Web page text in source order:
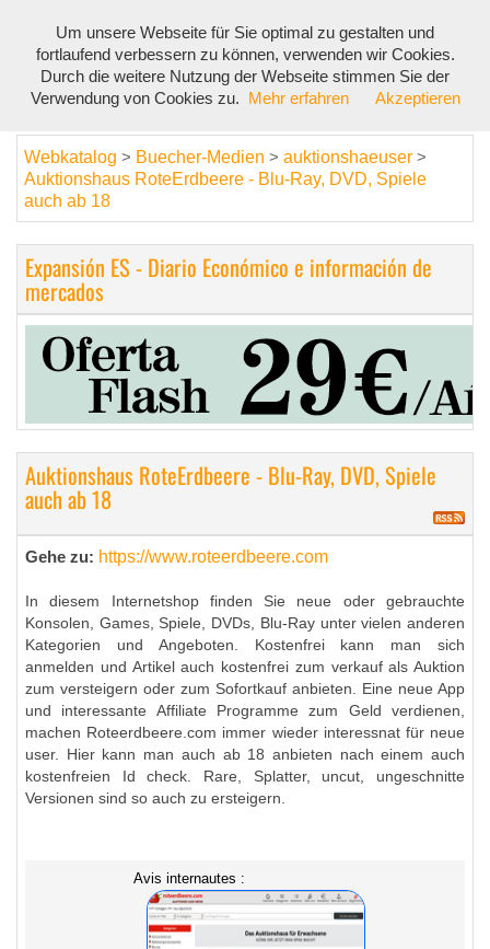
Webkatalog > Buecher-Medien > auktionshaeuser >
Auktionshaus RoteErdbeere - Blu-Ray, DVD, Spiele
auch ab 18
Expansión ES - Diario Económico e información de
mercados
Auktionshaus RoteErdbeere - Blu-Ray, DVD, Spiele
auch ab 18
Gehe zu: https://www.roteerdbeere.com
In diesem Internetshop finden Sie neue oder gebrauchte
Konsolen, Games, Spiele, DVDs, Blu-Ray unter vielen anderen
Kategorien und Angeboten. Kostenfrei kann man sich
anmelden und Artikel auch kostenfrei zum verkauf als Auktion
zum versteigern oder zum Sofortkauf anbieten. Eine neue App
und interessante Affiliate Programme zum Geld verdienen,
machen Roteerdbeere.com immer wieder interessnat für neue
user. Hier kann man auch ab 18 anbieten nach einem auch
kostenfreien Id check. Rare, Splatter, uncut, ungeschnitte
Versionen sind so auch zu ersteigern.
Avis internautes :
Um unsere Webseite für Sie optimal zu gestalten und
fortlaufend verbessern zu können, verwenden wir Cookies.
Durch die weitere Nutzung der Webseite stimmen Sie der
Verwendung von Cookies zu.
Mehr erfahren Akzeptieren